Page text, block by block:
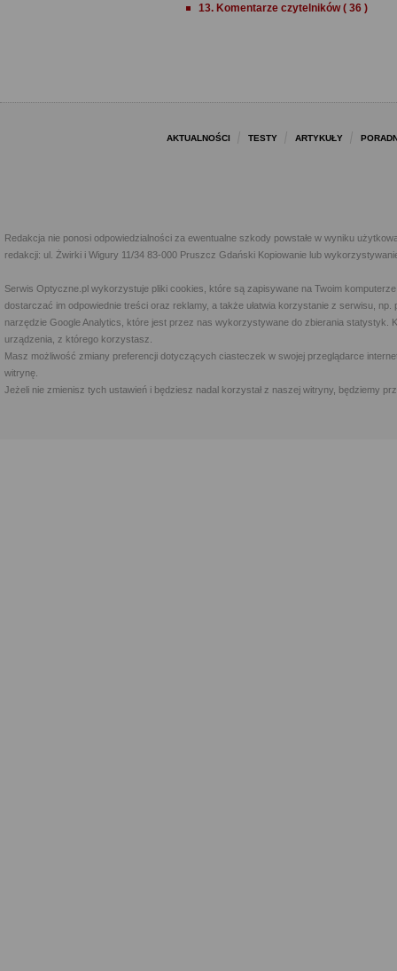
13. Komentarze czytelników ( 36 )
AKTUALNOŚCI TESTY ARTYKUŁY
Redakcja nie ponosi odpowiedzialności za ewentualne szkody powstałe w wyniku
redakcji: ul. Żwirki i Wigury 11/34 83-000 Pruszcz Gdański Kopiowanie lub
Serwis Optyczne.pl wykorzystuje pliki cookies, które są zapisywane na Twoim
dostarczać im odpowiednie treści oraz reklamy, a także ułatwia korzystanie z serwisu,
narzędzie Google Analytics, które jest przez nas wykorzystywane do zbierania statystyk.
urządzenia, z którego korzystasz.
Masz możliwość zmiany preferencji dotyczących ciasteczek w swojej przeglądarce
witrynę.
Jeżeli nie zmienisz tych ustawień i będziesz nadal korzystał z naszej witryny, będziemy